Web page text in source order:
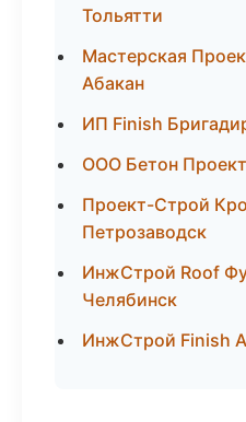
Тольятти
Мастерская
Абакан
ИП Finish
ООО Бетон
Проект-Строй
Петрозаводск
ИнжСтрой Roof
Челябинск
ИнжСтрой Finish